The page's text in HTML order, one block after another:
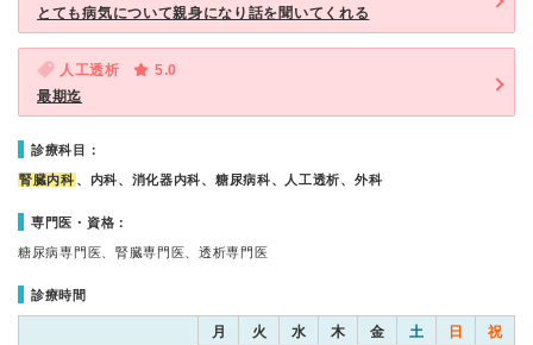
とても病気について親身になり話を聞いてくれる
人工透析
5.0
最期迄
診療科目：
腎臓内科 、内科、消化器内科、糖尿病科、人工透析、外科
専門医・資格：
糖尿病専門医、腎臓専門医、透析専門医
診療時間
月 火 水 木 金 土 日 祝